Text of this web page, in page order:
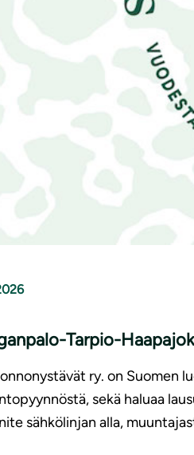
Tarpio-
ry. on Suomen
sekä haluaa
sähkölinjan alla,